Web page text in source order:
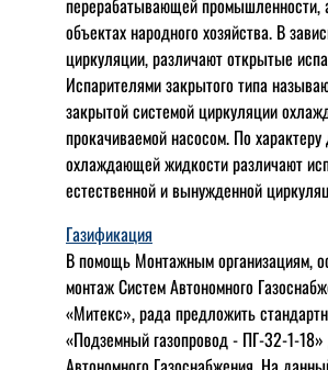
перерабатывающей промышленности,
объектах народного хозяйства. В
циркуляции, различают открытые
Испарителями закрытого типа
закрытой системой циркуляции
прокачиваемой насосом. По
охлаждающей жидкости различают
естественной и вынужденной
Газификация
В помощь Монтажным организациям,
монтаж Систем Автономного
«Митекс», рада предложить
«Подземный газопровод - ПГ-32-1-